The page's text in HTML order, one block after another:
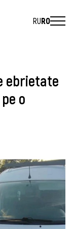
RURO
ebrietate
o